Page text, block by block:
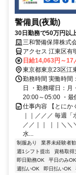
警備員(夜勤)
30日勤務で50万円以
三和警備保障株式
アクセス 江東区有
談可 ■電話面接■来
日給14,063円～
東京都東京23区江
勤務時間 実働時間
日 ・勤務曜日：月
20:00～05:00 ・最
仕事内容 【とにか
｜｜／／／ 毎週
／／｜｜ ｜｜＼
水...
制服あり 業界未経験者
週1シフト提出
資格取得
即日勤務OK
平日のみOK
週払いOK
即日払いOK